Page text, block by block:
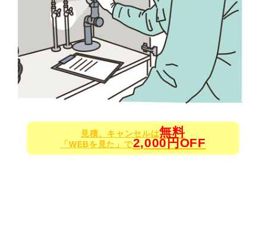
見積、キャンセルは無料
「WEBを見た」で2,000円OFF